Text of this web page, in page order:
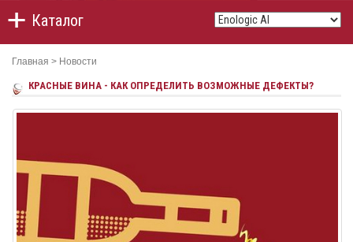
Каталог
Главная > Новости
КРАСНЫЕ ВИНА - КАК ОПРЕДЕЛИТЬ ВОЗМОЖНЫЕ ДЕФЕКТЫ?